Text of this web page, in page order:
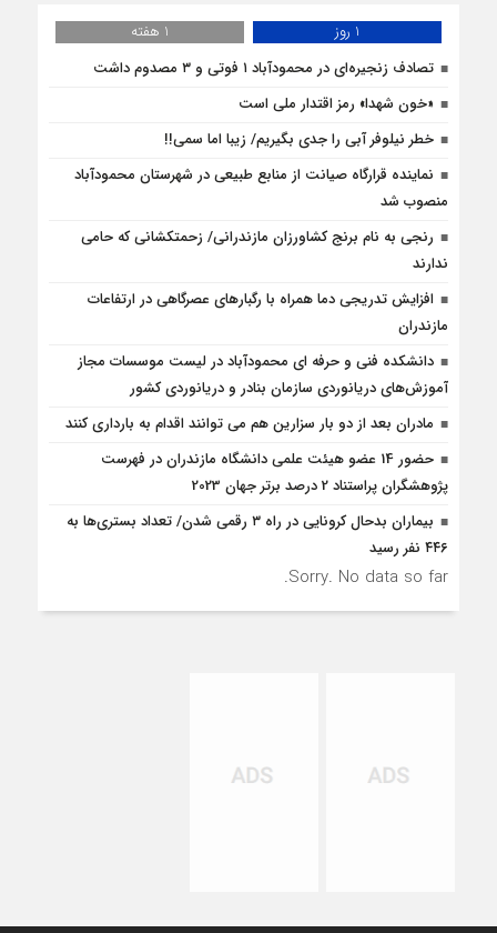
1 روز
1 هفته
تصادف زنجیره‌ای در محمودآباد ۱ فوتی و ۳ مصدوم داشت
«خون شهدا» رمز اقتدار ملی است
خطر نیلوفر آبی را جدی بگیریم/ زیبا اما سمی!!
نماینده قرارگاه صیانت از منابع طبیعی در شهرستان محمودآباد
منصوب شد
رنجی به نام برنج کشاورزان مازندرانی/ زحمتکشانی که حامی
ندارند
افزایش تدریجی دما همراه با رگبارهای عصرگاهی در ارتفاعات
مازندران
دانشکده فنی و حرفه ای محمودآباد در لیست موسسات مجاز
آموزش‌های دریانوردی سازمان بنادر و دریانوردی کشور
مادران بعد از دو بار سزارین هم می توانند اقدام به بارداری کنند
حضور 14 عضو هیئت علمی دانشگاه مازندران در فهرست
پژوهشگران پراستناد 2 درصد برتر جهان 2023
بیماران بدحال کرونایی در راه ۳ رقمی شدن/ تعداد بستری‌ها به
۴۴۶ نفر رسید
Sorry. No data so far.